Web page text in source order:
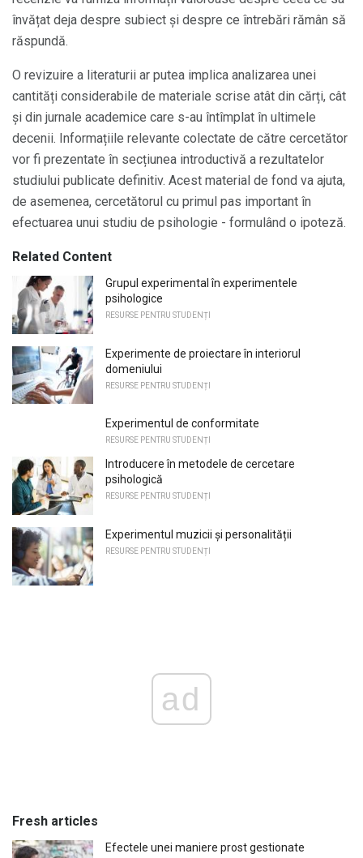
învățat deja despre subiect și despre ce întrebări rămân să
răspundă.
O revizuire a literaturii ar putea implica analizarea unei
cantități considerabile de materiale scrise atât din cărți, cât
și din jurnale academice care s-au întîmplat în ultimele
decenii. Informațiile relevante colectate de către cercetător
vor fi prezentate în secțiunea introductivă a rezultatelor
studiului publicate definitiv. Acest material de fond va ajuta,
de asemenea, cercetătorul cu primul pas important în
efectuarea unui studiu de psihologie - formulând o ipoteză.
Related Content
Grupul experimental în experimentele
psihologice
RESURSE PENTRU STUDENȚI
Experimente de proiectare în interiorul
domeniului
RESURSE PENTRU STUDENȚI
Experimentul de conformitate
RESURSE PENTRU STUDENȚI
Introducere în metodele de cercetare
psihologică
RESURSE PENTRU STUDENȚI
Experimentul muzicii și personalității
RESURSE PENTRU STUDENȚI
ad
Fresh articles
Efectele unei maniere prost gestionate